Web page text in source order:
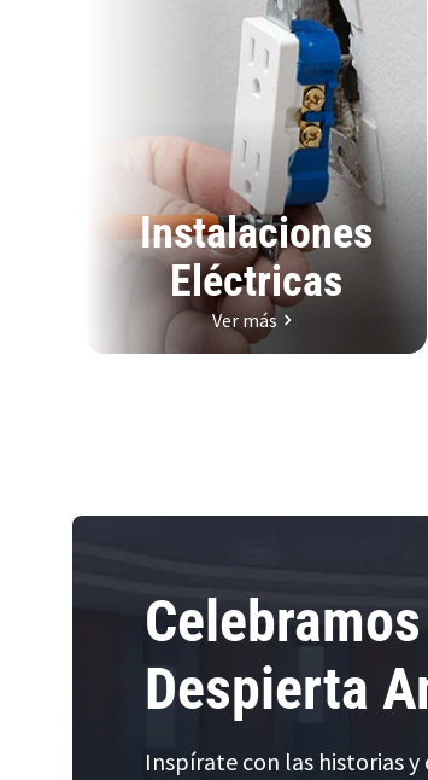
Instalaciones
Eléctricas
Ver más
Despierta
Inspírate con las historias